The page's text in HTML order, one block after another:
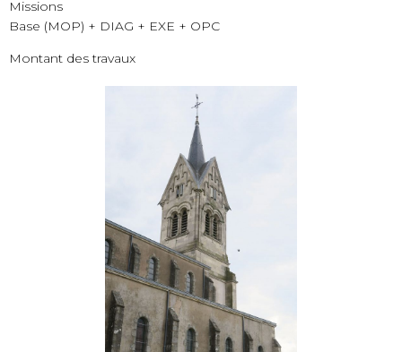
Missions
Base (MOP) + DIAG + EXE + OPC
Montant des travaux